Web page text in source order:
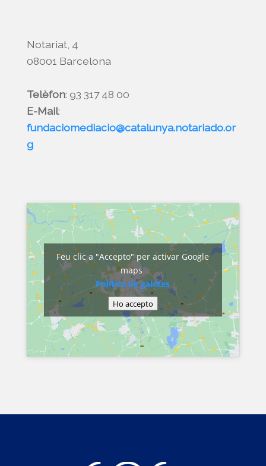
Notariat, 4
08001 Barcelona
Telèfon: 93 317 48 00
E-Mail:
fundaciomediacio@catalunya.notariado.or
g
Feu clic a "Accepto" per activar Google
maps
Política de galetes
Ho accepto